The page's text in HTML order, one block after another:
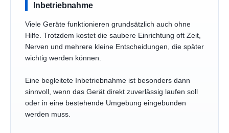
Inbetriebnahme
Viele Geräte funktionieren grundsätzlich auch ohne
Hilfe. Trotzdem kostet die saubere Einrichtung oft Zeit,
Nerven und mehrere kleine Entscheidungen, die später
wichtig werden können.
Eine begleitete Inbetriebnahme ist besonders dann
sinnvoll, wenn das Gerät direkt zuverlässig laufen soll
oder in eine bestehende Umgebung eingebunden
werden muss.